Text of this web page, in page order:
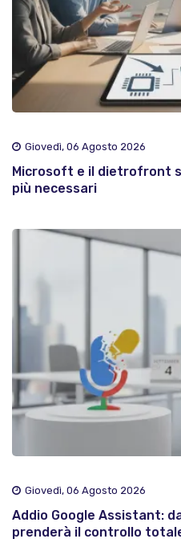
Giovedì, 06 Agosto 2026
Microsoft e il dietrofront
più necessari
Giovedì, 06 Agosto 2026
Addio Google Assistant:
prenderà il controllo